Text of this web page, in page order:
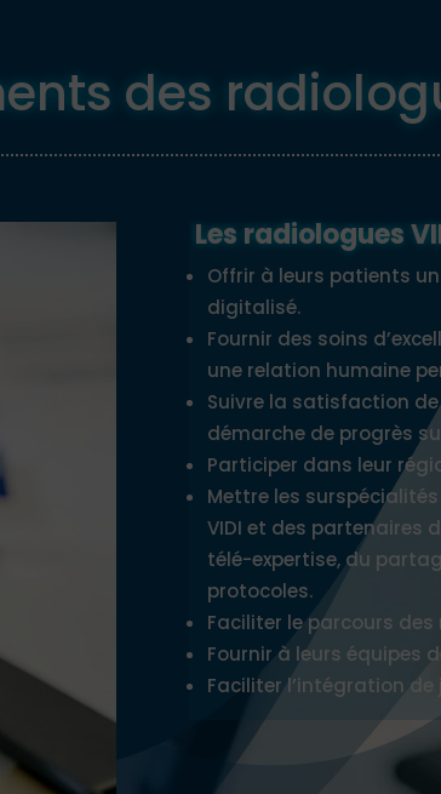
des
Les radiologues
Offrir à leurs patients
digitalisé.
Fournir des soins
une relation humaine
Suivre la satisfaction
démarche de progrès
Participer dans leur
Mettre les
VIDI et des partenaires
télé-expertise, du
protocoles.
Faciliter le parcours
Fournir à leurs équipes
Faciliter l’intégration